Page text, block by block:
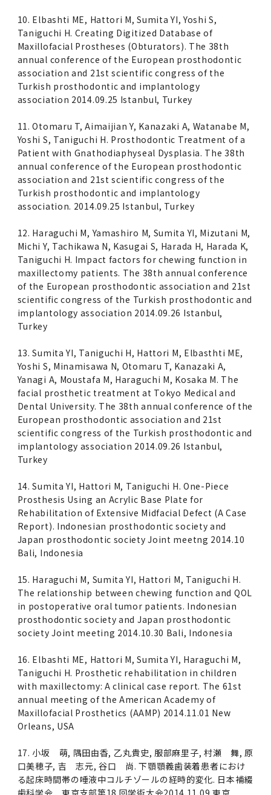
10. Elbashti ME, Hattori M, Sumita YI, Yoshi S,
Taniguchi H. Creating Digitized Database of
Maxillofacial Prostheses (Obturators). The 38th
annual conference of the European prosthodontic
association and 21st scientific congress of the
Turkish prosthodontic and implantology
association 2014.09.25 Istanbul, Turkey
11. Otomaru T, Aimaijian Y, Kanazaki A, Watanabe M,
Yoshi S, Taniguchi H. Prosthodontic Treatment of a
Patient with Gnathodiaphyseal Dysplasia. The 38th
annual conference of the European prosthodontic
association and 21st scientific congress of the
Turkish prosthodontic and implantology
association. 2014.09.25 Istanbul, Turkey
12. Haraguchi M, Yamashiro M, Sumita YI, Mizutani M,
Michi Y, Tachikawa N, Kasugai S, Harada H, Harada K,
Taniguchi H. Impact factors for chewing function in
maxillectomy patients. The 38th annual conference
of the European prosthodontic association and 21st
scientific congress of the Turkish prosthodontic and
implantology association 2014.09.26 Istanbul,
Turkey
13. Sumita YI, Taniguchi H, Hattori M, Elbasthti ME,
Yoshi S, Minamisawa N, Otomaru T, Kanazaki A,
Yanagi A, Moustafa M, Haraguchi M, Kosaka M. The
facial prosthetic treatment at Tokyo Medical and
Dental University. The 38th annual conference of the
European prosthodontic association and 21st
scientific congress of the Turkish prosthodontic and
implantology association 2014.09.26 Istanbul,
Turkey
14. Sumita YI, Hattori M, Taniguchi H. One-Piece
Prosthesis Using an Acrylic Base Plate for
Rehabilitation of Extensive Midfacial Defect (A Case
Report). Indonesian prosthodontic society and
Japan prosthodontic society Joint meetng 2014.10
Bali, Indonesia
15. Haraguchi M, Sumita YI, Hattori M, Taniguchi H.
The relationship between chewing function and QOL
in postoperative oral tumor patients. Indonesian
prosthodontic society and Japan prosthodontic
society Joint meeting 2014.10.30 Bali, Indonesia
16. Elbashti ME, Hattori M, Sumita YI, Haraguchi M,
Taniguchi H. Prosthetic rehabilitation in children
with maxillectomy: A clinical case report. The 61st
annual meeting of the American Academy of
Maxillofacial Prosthetics (AAMP) 2014.11.01 New
Orleans, USA
17. 小坂 萌, 隅田由香, 乙丸貴史, 服部麻里子, 村瀬 舞, 原
口美穂子, 吉 志元, 谷口 尚. 下顎顎義歯装着患者におけ
る起床時間帯の唾液中コルチゾールの経時的変化. 日本補綴